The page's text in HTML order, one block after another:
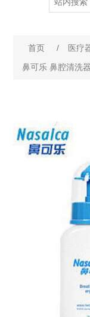
首页 / 医疗
鼻可乐 鼻腔清洗